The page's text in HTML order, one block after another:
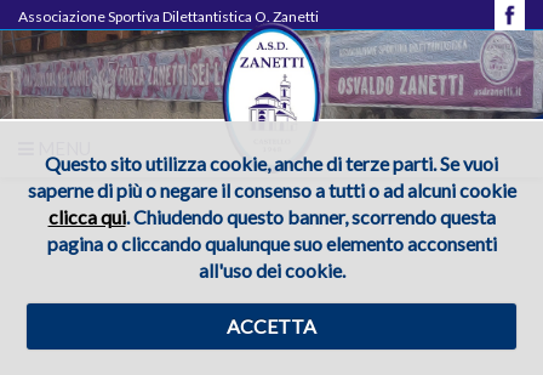
Questo sito utilizza cookie, anche di terze parti. Se vuoi
saperne di più o negare il consenso a tutti o ad alcuni cookie
clicca qui. Chiudendo questo banner, scorrendo questa
pagina o cliccando qualunque suo elemento acconsenti
all'uso dei cookie.
ACCETTA
Associazione Sportiva Dilettantistica O. Zanetti